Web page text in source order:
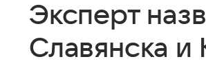
Эксперт
Славянска и